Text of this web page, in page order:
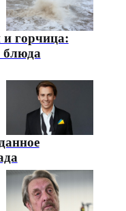
и горчица:
блюда